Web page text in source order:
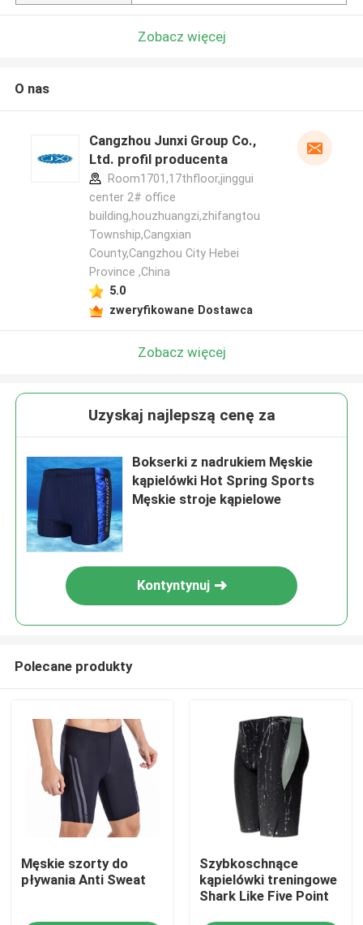
Produkty
Filmy
Zobacz więcej
O nas
Cangzhou Junxi Group Co.,
Ltd. profil producenta
Room1701,17thfloor,jinggui
center 2# office
building,houzhuangzi,zhifangtou
Township,Cangxian
County,Cangzhou City Hebei
Province ,China
5.0
zweryfikowane Dostawca
Zobacz więcej
Uzyskaj najlepszą cenę za
Bokserki z nadrukiem Męskie
kąpielówki Hot Spring Sports
Męskie stroje kąpielowe
Kontyntynuj
Polecane produkty
Męskie szorty do
pływania Anti Sweat
Szybkoschnące
kąpielówki treningowe
Shark Like Five Point